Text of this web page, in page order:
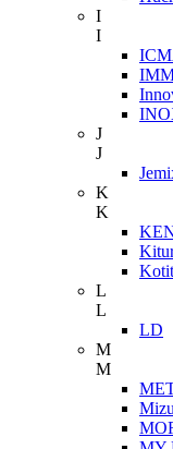
I
I
J
J
K
K
L
L
LD
M
M